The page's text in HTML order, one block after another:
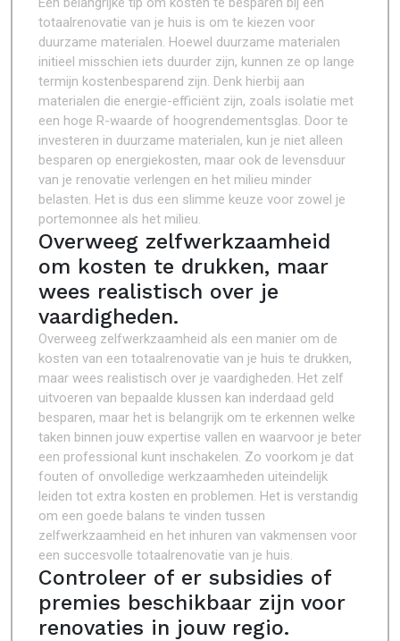
totaalrenovatie van je huis is om te kiezen voor
duurzame materialen. Hoewel duurzame materialen
initieel misschien iets duurder zijn, kunnen ze op lange
termijn kostenbesparend zijn. Denk hierbij aan
materialen die energie-efficiënt zijn, zoals isolatie met
een hoge R-waarde of hoogrendementsglas. Door te
investeren in duurzame materialen, kun je niet alleen
besparen op energiekosten, maar ook de levensduur
van je renovatie verlengen en het milieu minder
belasten. Het is dus een slimme keuze voor zowel je
portemonnee als het milieu.
Overweeg zelfwerkzaamheid
om kosten te drukken, maar
wees realistisch over je
vaardigheden.
Overweeg zelfwerkzaamheid als een manier om de
kosten van een totaalrenovatie van je huis te drukken,
maar wees realistisch over je vaardigheden. Het zelf
uitvoeren van bepaalde klussen kan inderdaad geld
besparen, maar het is belangrijk om te erkennen welke
taken binnen jouw expertise vallen en waarvoor je beter
een professional kunt inschakelen. Zo voorkom je dat
fouten of onvolledige werkzaamheden uiteindelijk
leiden tot extra kosten en problemen. Het is verstandig
om een goede balans te vinden tussen
zelfwerkzaamheid en het inhuren van vakmensen voor
een succesvolle totaalrenovatie van je huis.
Controleer of er subsidies of
premies beschikbaar zijn voor
renovaties in jouw regio.